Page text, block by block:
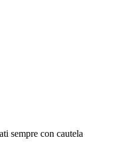
sempre con cautela